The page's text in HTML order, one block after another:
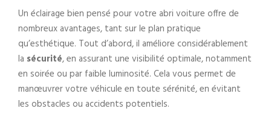
Un éclairage bien pensé pour votre abri voiture offre de
nombreux avantages, tant sur le plan pratique
qu’esthétique. Tout d’abord, il améliore considérablement
la sécurité, en assurant une visibilité optimale, notamment
en soirée ou par faible luminosité. Cela vous permet de
manœuvrer votre véhicule en toute sérénité, en évitant
les obstacles ou accidents potentiels.